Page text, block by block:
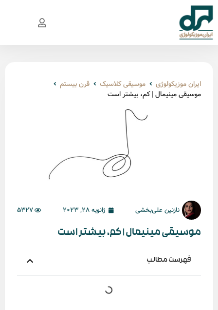
ایران موزیکولوژی موسیقی کلاسیک
قرن بیستم
موسیقی مینیمال | کم، بیشتر است
نازنین علی‌بخشی ژانویه 28, 2023 5327
موسیقی مینیمال | کم، بیشتر است
فهرست مطالب